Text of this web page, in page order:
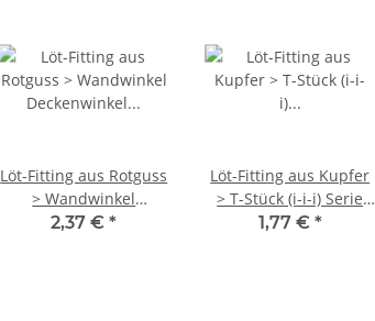
Löt-Fitting aus Rotguss
> Wandwinkel
Deckenwinkel (i-IG)
2,37 €*
Löt-Fitting aus Kupfer
> T-Stück (i-i-i) Serie
5130 18 mm
1,77 € *